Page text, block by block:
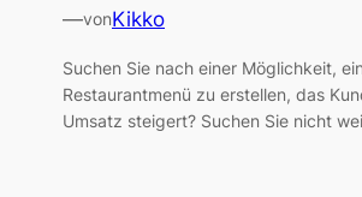
—vonKikko
Suchen Sie nach einer Möglichkeit,
Restaurantmenü zu erstellen, das
Umsatz steigert? Suchen Sie nicht